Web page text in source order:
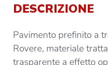
DESCRIZIONE
Pavimento prefinito a
Rovere, materiale
trasparente a effetto